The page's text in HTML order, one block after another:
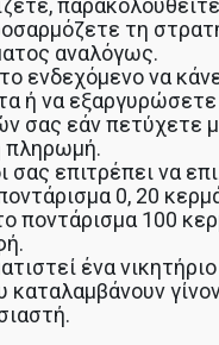
παρακολουθείτε
τη
αναλόγως.
ενδεχόμενο να
ή να
σας εάν πετύχετε
πληρωμή.
σας επιτρέπει να
0, 20
ποντάρισμα 100
ένα
καταλαμβάνουν